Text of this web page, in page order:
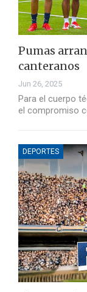
Pumas
canteranos
Jun 26, 2025
Para el cuerpo
el compromiso
DEPORTES